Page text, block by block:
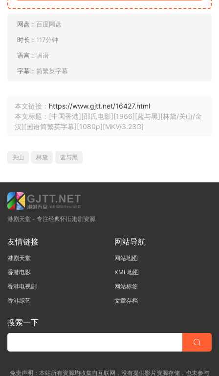
网盘： 百度网盘
时长： 117分钟
语言： 国语
字幕： 简繁英字幕
本文链接： https://www.gjtt.net/16427.html
本文标题：[中国香港][邵氏电影][1966][蓝与黑][林黛/关山/金
汉][国语简繁英字幕][1080p][MKV/3.23G]
关山 林黛 蓝与黑
港剧天堂 - 专注经典怀旧港剧资源
友情链接
港剧天堂
香港电影
香港电视剧
香港综艺
网站导航
网站地图
XML地图
网站标签
文章存档
搜索一下
免责声明：本站所有资源均收集自互联网，没有提供影片资源存储，也未参与